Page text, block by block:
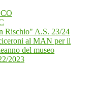
Rischio" A.S. 23/24
al MAN per il
del museo
2023